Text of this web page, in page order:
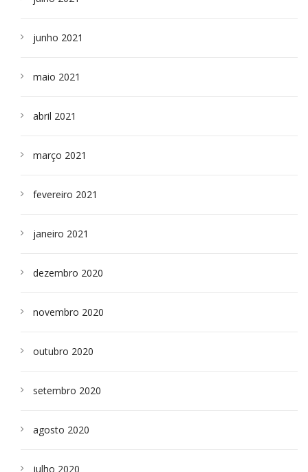
junho 2021
maio 2021
abril 2021
março 2021
fevereiro 2021
janeiro 2021
dezembro 2020
novembro 2020
outubro 2020
setembro 2020
agosto 2020
julho 2020